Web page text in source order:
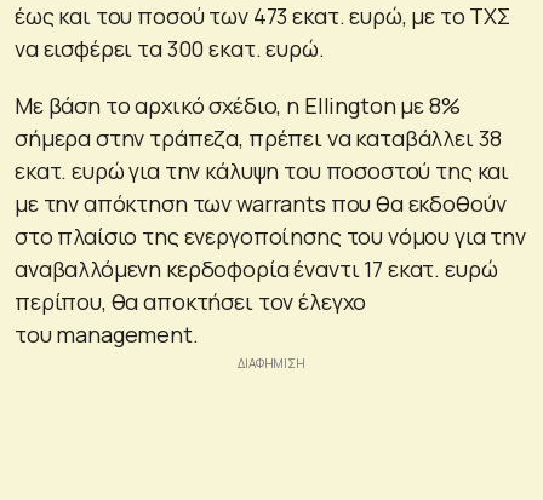
έως και του ποσού των 473 εκατ. ευρώ, με το ΤΧΣ
να εισφέρει τα 300 εκατ. ευρώ.
Με βάση το αρχικό σχέδιο, η Ellington με 8%
σήμερα στην τράπεζα, πρέπει να καταβάλλει 38
εκατ. ευρώ για την κάλυψη του ποσοστού της και
με την απόκτηση των warrants που θα εκδοθούν
στο πλαίσιο της ενεργοποίησης του νόμου για την
αναβαλλόμενη κερδοφορία έναντι 17 εκατ. ευρώ
περίπου, θα αποκτήσει τον έλεγχο
του management.